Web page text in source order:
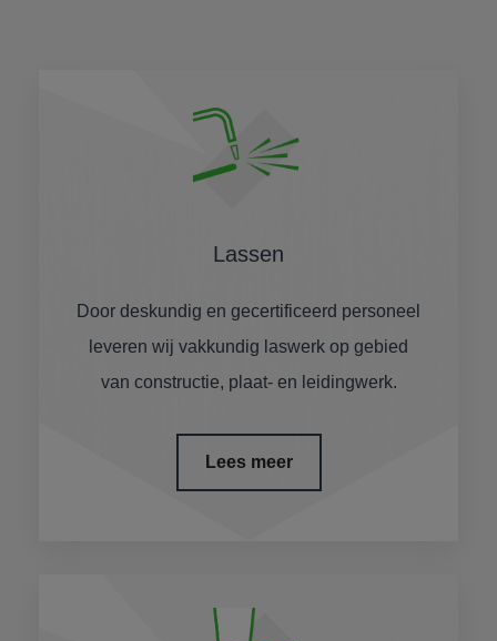
Lassen
Door deskundig en gecertificeerd personeel
leveren wij vakkundig laswerk op gebied
van constructie, plaat- en leidingwerk.
Lees meer